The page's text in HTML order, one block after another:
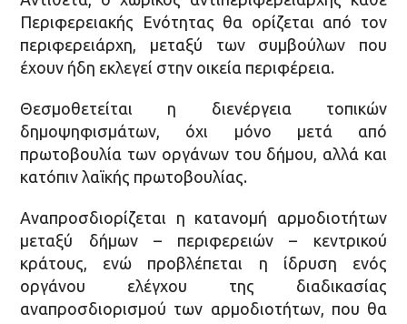
Περιφερειακής Ενότητας θα ορίζεται από τον
περιφερειάρχη, μεταξύ των συμβούλων που
έχουν ήδη εκλεγεί στην οικεία περιφέρεια.
Θεσμοθετείται η διενέργεια τοπικών
δημοψηφισμάτων, όχι μόνο μετά από
πρωτοβουλία των οργάνων του δήμου, αλλά και
κατόπιν λαϊκής πρωτοβουλίας.
Αναπροσδιορίζεται η κατανομή αρμοδιοτήτων
μεταξύ δήμων – περιφερειών – κεντρικού
κράτους, ενώ προβλέπεται η ίδρυση ενός
οργάνου ελέγχου της διαδικασίας
αναπροσδιορισμού των αρμοδιοτήτων, που θα